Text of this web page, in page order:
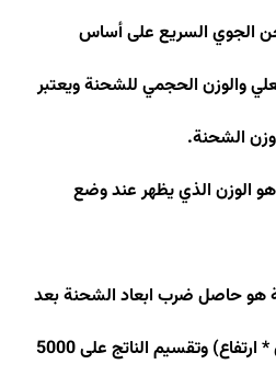
الجوي السريع على أساس
والوزن الحجمي للشحنة ويعتبر
وزن الشحنة.
الوزن الذي يظهر عند وضع
هو حاصل ضرب ابعاد الشحنة بعد
وتقسيم الناتج على 5000